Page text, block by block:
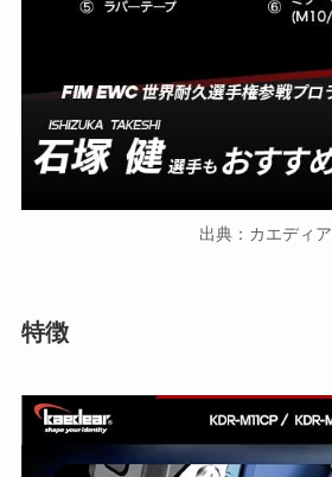
出典：カエディア
特徴